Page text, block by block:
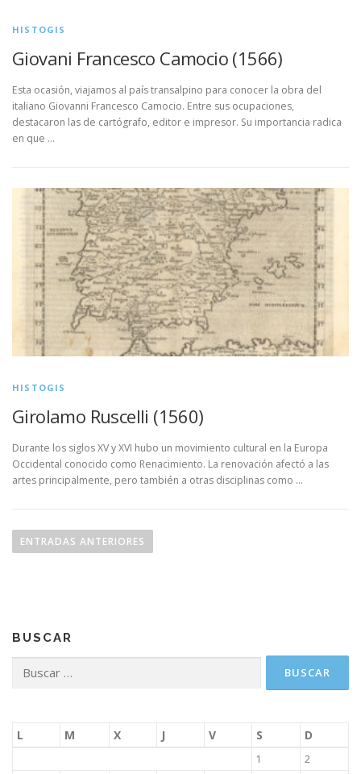
HISTOGIS
Giovani Francesco Camocio (1566)
Esta ocasión, viajamos al país transalpino para conocer la obra del
italiano Giovanni Francesco Camocio. Entre sus ocupaciones,
destacaron las de cartógrafo, editor e impresor. Su importancia radica
en que …
HISTOGIS
Girolamo Ruscelli (1560)
Durante los siglos XV y XVI hubo un movimiento cultural en la Europa
Occidental conocido como Renacimiento. La renovación afectó a las
artes principalmente, pero también a otras disciplinas como …
a
c
d
ENTRADAS ANTERIORES
BUSCAR
L M X J V S D
1
2